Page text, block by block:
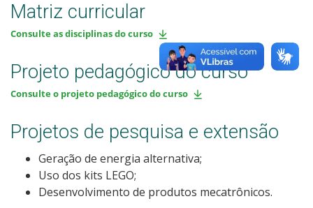
Matriz curricular
Consulte as disciplinas do curso
Projeto pedagógico do curso
Consulte o projeto pedagógico do curso
Projetos de pesquisa e extensão
Geração de energia alternativa;
Uso dos kits LEGO;
Desenvolvimento de produtos mecatrônicos.